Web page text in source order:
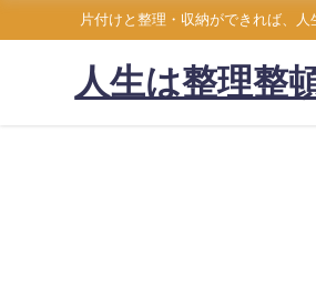
片付けと整理・収納ができれば、人
人生は整理整